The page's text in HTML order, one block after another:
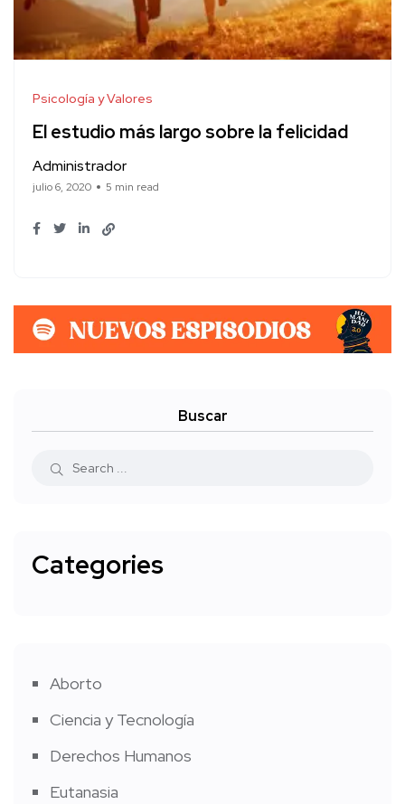
Psicología y Valores
El estudio más largo sobre la felicidad
Administrador
julio 6, 2020 5 min read
Buscar
Categories
Aborto
Ciencia y Tecnología
Derechos Humanos
Eutanasia